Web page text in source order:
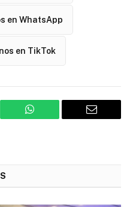
en WhatsApp
en TikTok
WhatsApp Email